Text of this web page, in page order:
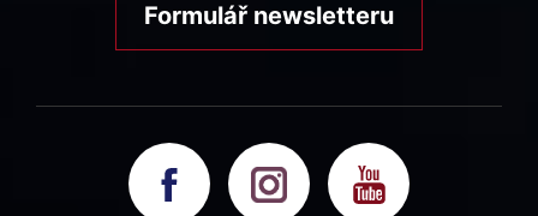
Formulář newsletteru